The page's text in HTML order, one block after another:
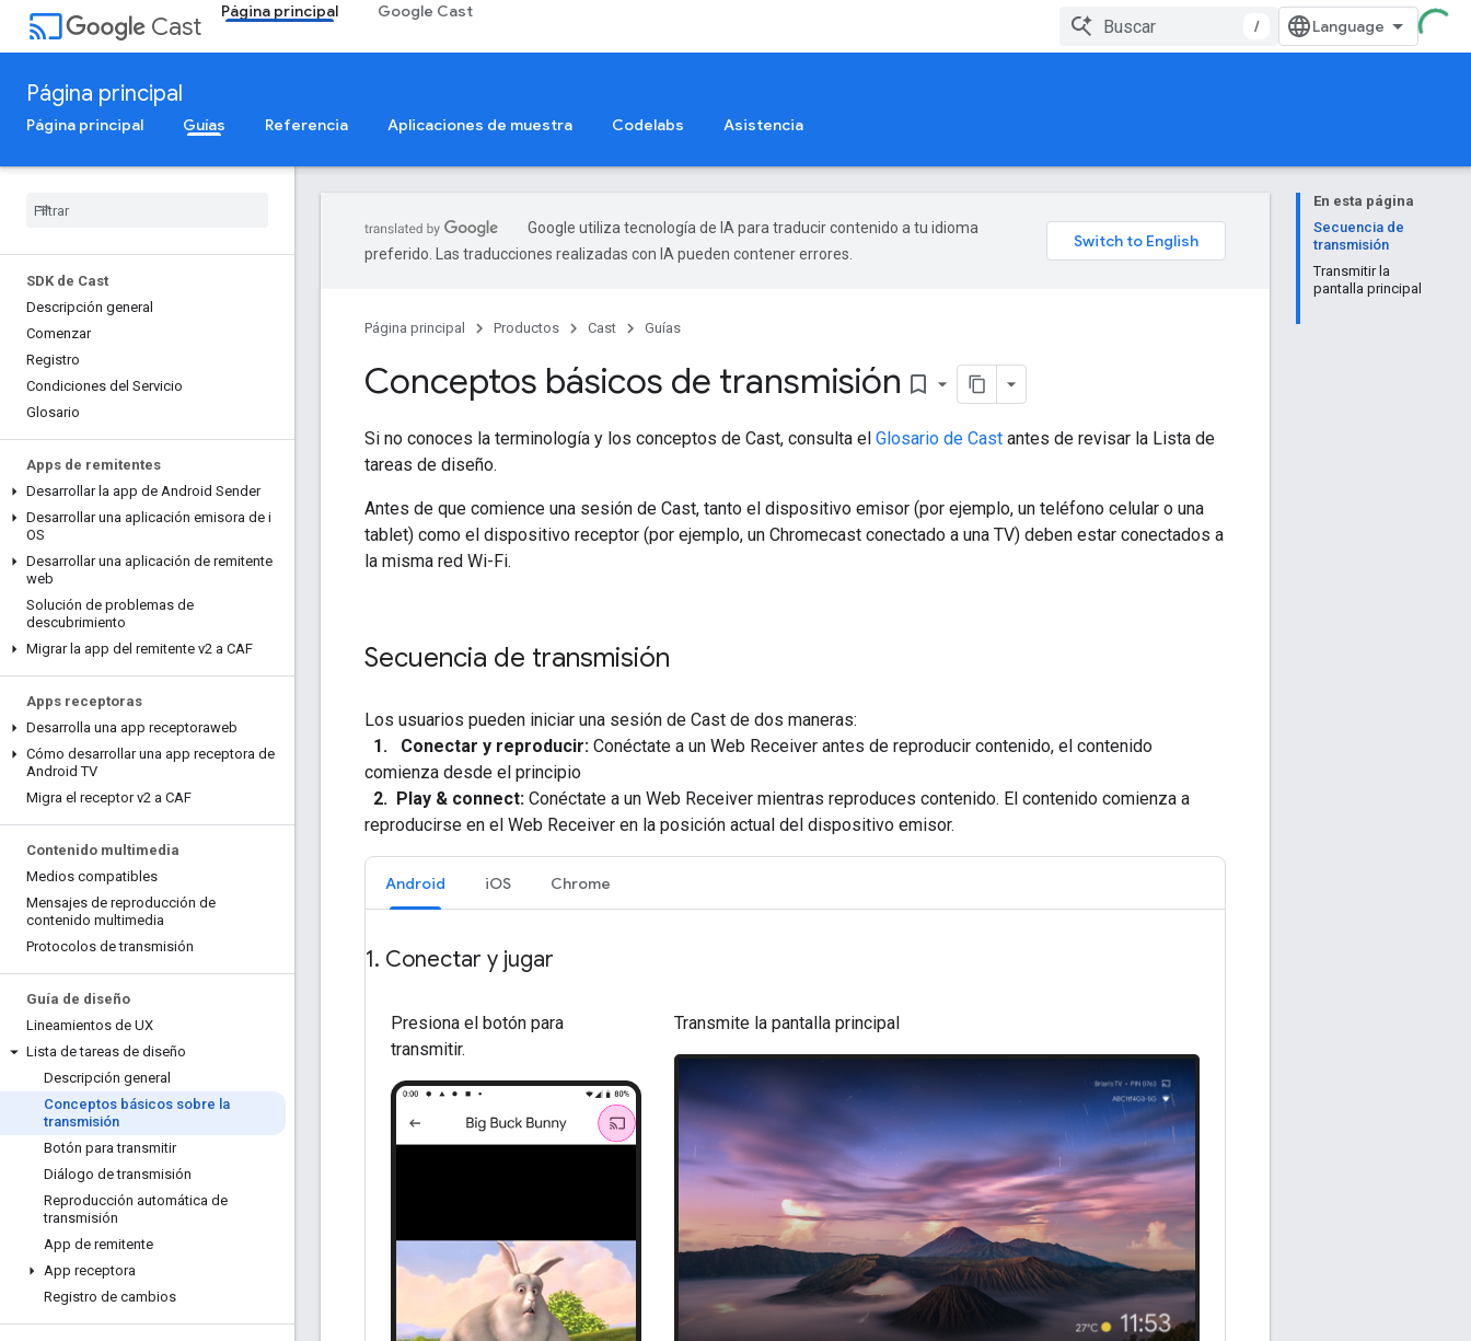
cast Cast
Página principal Google Cast
/
Página principal
Página principal Guías Referencia Aplicaciones de muestra Codelabs Asistencia
SDK de Cast
Descripción general
Comenzar
Registro
Condiciones del Servicio
Glosario
Apps de remitentes
Desarrollar la app de Android Sender
Desarrollar una aplicación emisora de i
OS
Desarrollar una aplicación de remitente
web
Solución de problemas de
descubrimiento
Migrar la app del remitente v2 a CAF
Apps receptoras
Desarrolla una app receptoraweb
Cómo desarrollar una app receptora de
Android TV
Migra el receptor v2 a CAF
Contenido multimedia
Medios compatibles
Mensajes de reproducción de
contenido multimedia
Protocolos de transmisión
Guía de diseño
Lineamientos de UX
Lista de tareas de diseño
Descripción general
Conceptos básicos sobre la
transmisión
Botón para transmitir
Diálogo de transmisión
Reproducción automática de
transmisión
App de remitente
App receptora
Registro de cambios
En esta página
Secuencia de
transmisión
Transmitir la
pantalla principal
Google utiliza tecnología de IA para traducir contenido a tu idioma
preferido. Las traducciones realizadas con IA pueden contener errores.
Página principal Productos Cast Guías
Conceptos básicos de transmisión bookmark_border
Si no conoces la terminología y los conceptos de Cast, consulta el Glosario de Cast antes de revisar la Lista de
tareas de diseño.
Antes de que comience una sesión de Cast, tanto el dispositivo emisor (por ejemplo, un teléfono celular o una
tablet) como el dispositivo receptor (por ejemplo, un Chromecast conectado a una TV) deben estar conectados a
la misma red Wi-Fi.
Secuencia de transmisión
Los usuarios pueden iniciar una sesión de Cast de dos maneras:
1. Conectar y reproducir: Conéctate a un Web Receiver antes de reproducir contenido, el contenido
comienza desde el principio
2. Play & connect: Conéctate a un Web Receiver mientras reproduces contenido. El contenido comienza a
reproducirse en el Web Receiver en la posición actual del dispositivo emisor.
Android iOS Chrome
1. Conectar y jugar
Presiona el botón para
transmitir.
Transmite la pantalla principal